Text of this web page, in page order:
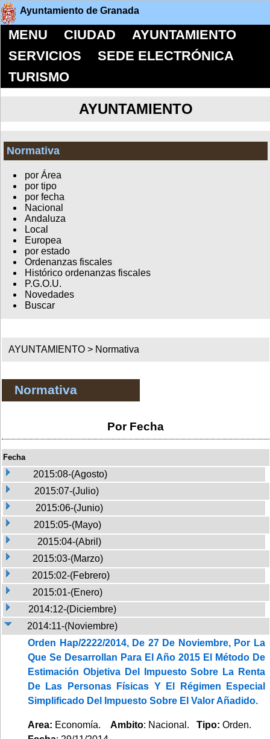
Ayuntamiento de Granada
MENU CIUDAD
AYUNTAMIENTO
SERVICIOS
SEDE ELECTRÓNICA
TURISMO
AYUNTAMIENTO
Normativa
por Área
por tipo
por fecha
Nacional
Andaluza
Local
Europea
por estado
Ordenanzas fiscales
Histórico ordenanzas fiscales
P.G.O.U.
Novedades
Buscar
AYUNTAMIENTO > Normativa
Normativa
Por Fecha
Fecha
2015:08-(Agosto)
2015:07-(Julio)
2015:06-(Junio)
2015:05-(Mayo)
2015:04-(Abril)
2015:03-(Marzo)
2015:02-(Febrero)
2015:01-(Enero)
2014:12-(Diciembre)
2014:11-(Noviembre)
Orden Hap/2222/2014, De 27 De Noviembre, Por La
Que Se Desarrollan Para El Año 2015 El Método De
Estimación Objetiva Del Impuesto Sobre La Renta
De Las Personas Físicas Y El Régimen Especial
Simplificado Del Impuesto Sobre El Valor Añadido.
Area: Economía. Ambito: Nacional. Tipo: Orden.